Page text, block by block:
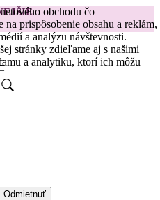
obchodu čo
prispôsobenie obsahu a reklám,
a analýzu návštevnosti.
stránky zdieľame aj s našimi
a analytiku, ktorí ich môžu
Odmietnuť